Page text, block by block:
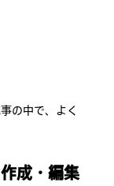
の中で、よく
成・編集